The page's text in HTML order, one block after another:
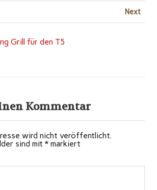
Next
Grill für den T5
Kommentar
wird nicht veröffentlicht.
sind mit * markiert